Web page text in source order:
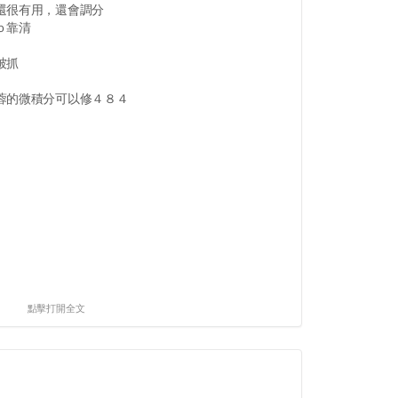
很有用，還會調分
靠清
抓
的微積分可以修４８４
點擊打開全文